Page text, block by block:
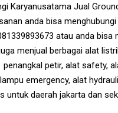
Karyanusatama Jual
anda bisa
atau anda
menjual berbagai alat
petir, alat safety,
emergency, alat
untuk daerah jakarta dan